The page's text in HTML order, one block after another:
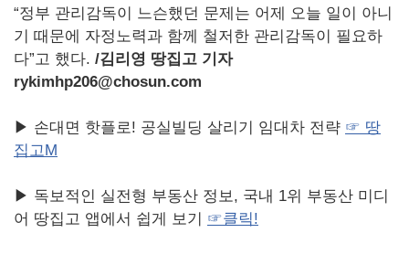
“정부 관리감독이 느슨했던 문제는 어제 오늘 일이 아니
기 때문에 자정노력과 함께 철저한 관리감독이 필요하
다”고 했다. /김리영 땅집고 기자
rykimhp206@chosun.com
▶ 손대면 핫플로! 공실빌딩 살리기 임대차 전략 ☞ 땅
집고M
▶ 독보적인 실전형 부동산 정보, 국내 1위 부동산 미디
어 땅집고 앱에서 쉽게 보기 ☞클릭!